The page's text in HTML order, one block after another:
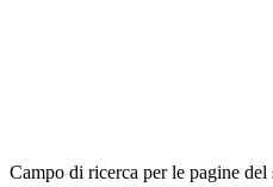
Campo di ricerca per le pagine del